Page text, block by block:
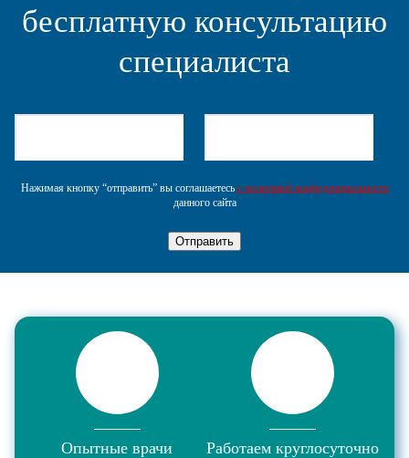
бесплатную консультацию
специалиста
Нажимая кнопку “отправить” вы соглашаетесь с политикой конфеденциальности
данного сайта
Отправить
Опытные врачи
Работаем круглосуточно